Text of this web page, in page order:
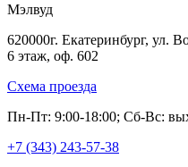
Мэлвуд
620000г. Екатеринбург, ул.
6 этаж, оф. 602
Схема проезда
Пн-Пт: 9:00-18:00; Сб-Вс:
+7 (343) 243-57-38